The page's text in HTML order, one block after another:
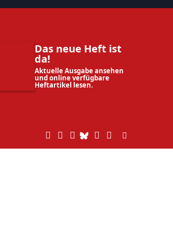
Das neue Heft ist
da!
Aktuelle Ausgabe ansehen
und online verfügbare
Heftartikel lesen.